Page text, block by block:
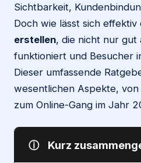
Sichtbarkeit,
Doch wie lässt sich effektiv
erstellen, die nicht nur gut
funktioniert und Besucher
Dieser umfassende
wesentlichen Aspekte,
zum Online-Gang im Jahr
ⓘ Kurz